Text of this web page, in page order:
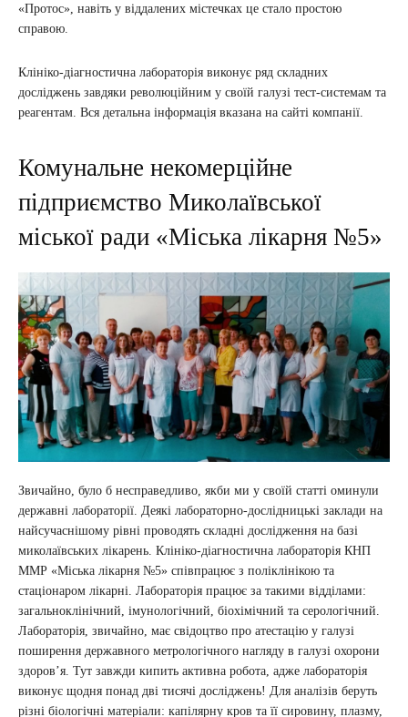
«Протос», навіть у віддалених містечках це стало простою
справою.
Клініко-діагностична лабораторія виконує ряд складних
досліджень завдяки революційним у своїй галузі тест-системам та
реагентам. Вся детальна інформація вказана на сайті компанії.
Комунальне некомерційне
підприємство Миколаївської
міської ради «Міська лікарня №5»
Звичайно, було б несправедливо, якби ми у своїй статті оминули
державні лабораторії. Деякі лабораторно-дослідницькі заклади на
найсучаснішому рівні проводять складні дослідження на базі
миколаївських лікарень. Клініко-діагностична лабораторія КНП
ММР «Міська лікарня №5» співпрацює з поліклінікою та
стаціонаром лікарні. Лабораторія працює за такими відділами:
загальноклінічний, імунологічний, біохімічний та серологічний.
Лабораторія, звичайно, має свідоцтво про атестацію у галузі
поширення державного метрологічного нагляду в галузі охорони
здоров’я. Тут завжди кипить активна робота, адже лабораторія
виконує щодня понад дві тисячі досліджень! Для аналізів беруть
різні біологічні матеріали: капілярну кров та її сировину, плазму,